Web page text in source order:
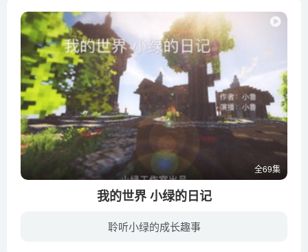
全69集
我的世界 小绿的日记
聆听小绿的成长趣事